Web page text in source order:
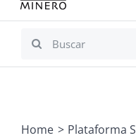
Search
Home
Plataforma